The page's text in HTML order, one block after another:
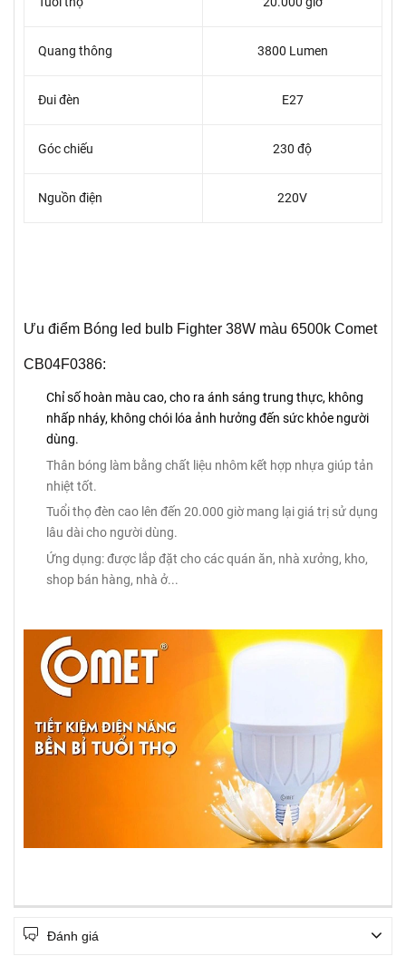
Quang thông 3800 Lumen
Đui đèn E27
Góc chiếu 230 độ
Nguồn điện 220V
Ưu điểm Bóng led bulb Fighter 38W màu 6500k Comet
CB04F0386:
Chỉ số hoàn màu cao, cho ra ánh sáng trung thực, không
nhấp nháy, không chói lóa ảnh hưởng đến sức khỏe người
dùng.
Thân bóng làm bằng chất liệu nhôm kết hợp nhựa giúp tản
nhiệt tốt.
Tuổi thọ đèn cao lên đến 20.000 giờ mang lại giá trị sử dụng
lâu dài cho người dùng.
Ứng dụng: được lắp đặt cho các quán ăn, nhà xưởng, kho,
shop bán hàng, nhà ở...
Đánh giá